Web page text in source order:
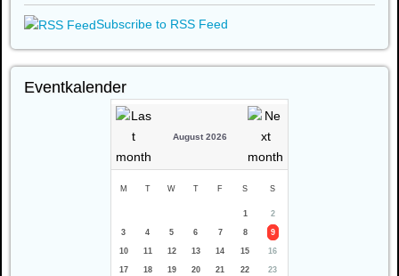
Subscribe to RSS Feed
Eventkalender
August 2026
M T W T F S S
1 2
3 4 5 6 7 8 9
10 11 12 13 14 15 16
17 18 19 20 21 22 23